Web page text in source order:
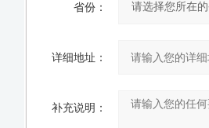
省份：
详细地址：
补充说明：